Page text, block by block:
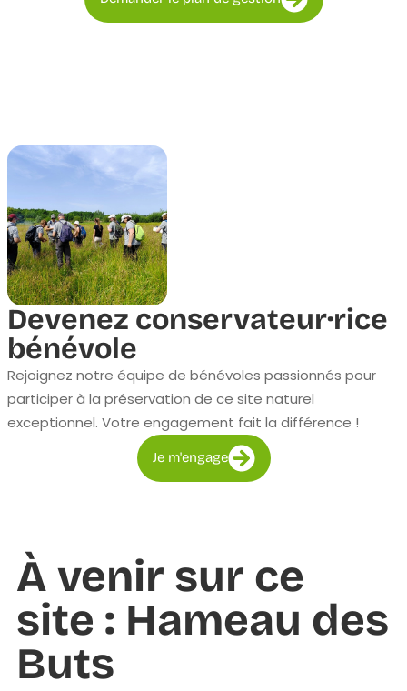
Devenez conservateur·rice
bénévole
Rejoignez notre équipe de bénévoles passionnés pour
participer à la préservation de ce site naturel
exceptionnel. Votre engagement fait la différence !
Je m'engage
À venir sur ce
site : Hameau des
Buts